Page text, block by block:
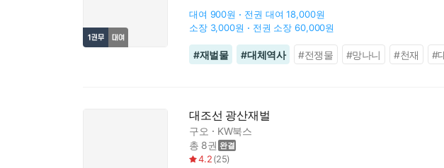
대여 900원 전권 대여 18,000원
소장 3,000원 전권 소장 60,000원
#재벌물 #대체역사 #전쟁물 #망나니 #천재 #
대조선 광산재벌
구오
KW북스
총 8권
4.2(25)